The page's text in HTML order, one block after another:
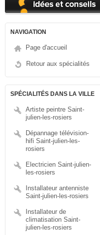
NAVIGATION
Page d'accueil
Retour aux spécialités
SPÉCIALITÉS DANS LA VILLE
Artiste peintre Saint-
julien-les-rosiers
Dépannage télévision-
hifi Saint-julien-les-
rosiers
Electricien Saint-julien-
les-rosiers
Installateur antenniste
Saint-julien-les-rosiers
Installateur de
climatisation Saint-
julien-les-rosiers